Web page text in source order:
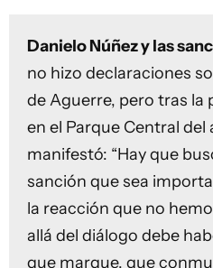
Danielo Núñez y las
no hizo declaraciones
de Aguerre, pero tras la
en el Parque Central del
manifestó: “Hay que
sanción que sea
la reacción que no
allá del diálogo debe
que marque, que